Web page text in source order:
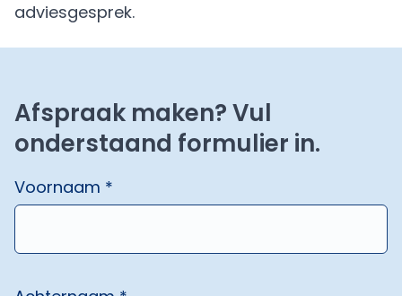
adviesgesprek.
Afspraak maken? Vul
onderstaand formulier in.
Voornaam *